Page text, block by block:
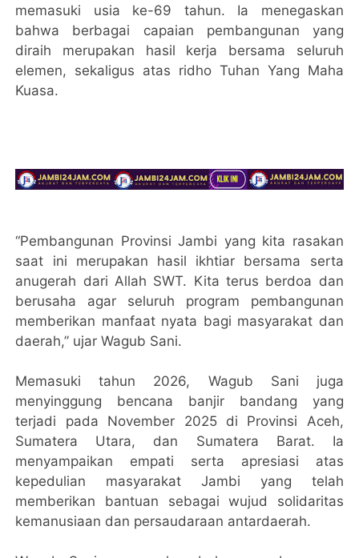
memasuki usia ke-69 tahun. Ia menegaskan
bahwa berbagai capaian pembangunan yang
diraih merupakan hasil kerja bersama seluruh
elemen, sekaligus atas ridho Tuhan Yang Maha
Kuasa.
“Pembangunan Provinsi Jambi yang kita rasakan
saat ini merupakan hasil ikhtiar bersama serta
anugerah dari Allah SWT. Kita terus berdoa dan
berusaha agar seluruh program pembangunan
memberikan manfaat nyata bagi masyarakat dan
daerah,” ujar Wagub Sani.
Memasuki tahun 2026, Wagub Sani juga
menyinggung bencana banjir bandang yang
terjadi pada November 2025 di Provinsi Aceh,
Sumatera Utara, dan Sumatera Barat. Ia
menyampaikan empati serta apresiasi atas
kepedulian masyarakat Jambi yang telah
memberikan bantuan sebagai wujud solidaritas
kemanusiaan dan persaudaraan antardaerah.